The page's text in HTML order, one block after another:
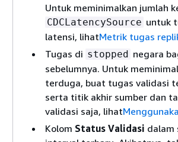
Untuk meminimalkan jumlah
CDCLatencySource untuk
latensi, lihatMetrik tugas
Tugas di stopped negara
sebelumnya. Untuk
terduga, buat tugas validasi
serta titik akhir sumber dan
validasi saja, lihat
Kolom Status Validasi dalam